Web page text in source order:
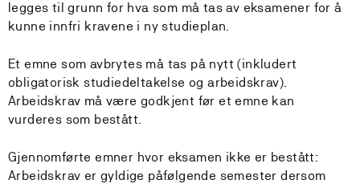
legges til grunn for hva som må tas av eksamener for å
kunne innfri kravene i ny studieplan.
Et emne som avbrytes må tas på nytt (inkludert
obligatorisk studiedeltakelse og arbeidskrav).
Arbeidskrav må være godkjent før et emne kan
vurderes som bestått.
Gjennomførte emner hvor eksamen ikke er bestått:
Arbeidskrav er gyldige påfølgende semester dersom